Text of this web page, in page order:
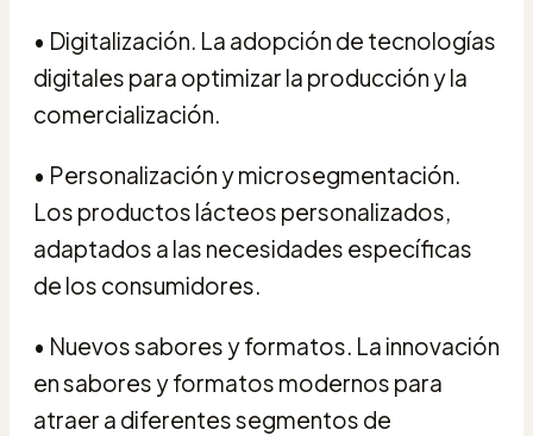
• Digitalización. La adopción de tecnologías
digitales para optimizar la producción y la
comercialización.
• Personalización y microsegmentación.
Los productos lácteos personalizados,
adaptados a las necesidades específicas
de los consumidores.
• Nuevos sabores y formatos. La innovación
en sabores y formatos modernos para
atraer a diferentes segmentos de